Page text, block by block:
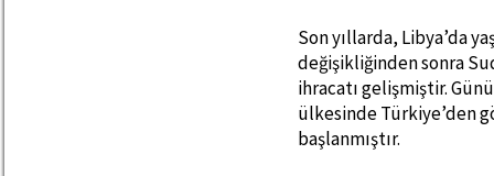
Son yıllarda, Libya’da
değişikliğinden sonra
ihracatı gelişmiştir.
ülkesinde Türkiye’den
başlanmıştır.